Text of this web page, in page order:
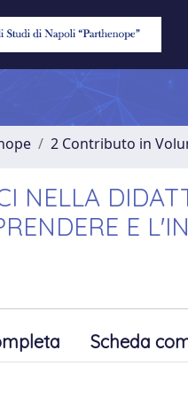
2 Contributo in
NELLA
E
Scheda